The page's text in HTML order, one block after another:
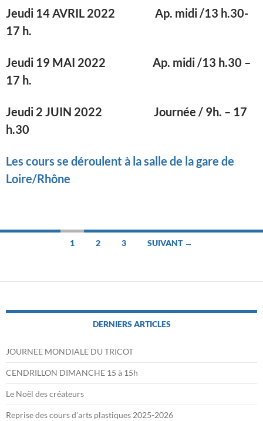
Jeudi 14 AVRIL 2022
Ap. midi /13 h.30-
17 h.
Jeudi 19 MAI 2022
Ap. midi /13 h.30 –
17 h.
Jeudi 2 JUIN 2022
Journée / 9h. – 17
h.30
Les cours se déroulent à la salle de la gare de
Loire/Rhône
Navigation
articles
1 2 3 SUIVANT →
DERNIERS ARTICLES
JOURNEE MONDIALE DU TRICOT
CENDRILLON DIMANCHE 15 à 15h
Le Noël des créateurs
Reprise des cours d’arts plastiques 2025-2026